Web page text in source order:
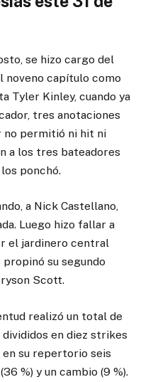
se hizo cargo del
noveno capítulo como
Tyler Kinley, cuando ya
tres anotaciones
no permitió ni hit ni
a los tres bateadores
ponchó.
a Nick Castellano,
Luego hizo fallar a
el jardinero central
su segundo
Scott.
realizó un total de
divididos en diez strikes
en su repertorio seis
%) y un cambio (9 %).